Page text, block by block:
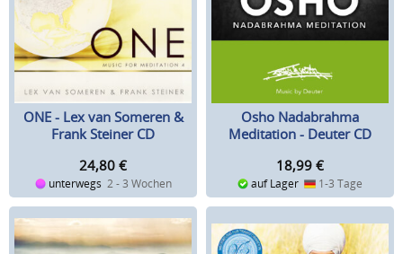
ONE - Lex van Someren &
Frank Steiner CD
24,80 €
unterwegs 2 - 3 Wochen
Osho Nadabrahma
Meditation - Deuter CD
18,99 €
auf Lager 1-3 Tage